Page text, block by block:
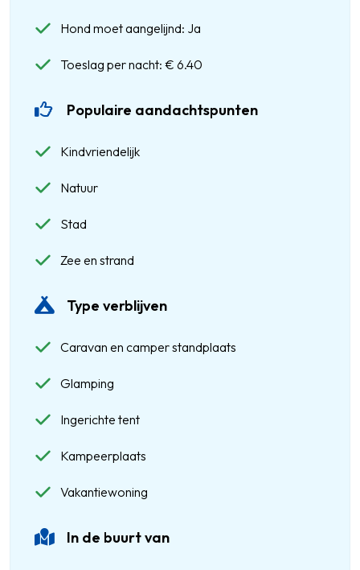
Hond moet aangelijnd: Ja
Toeslag per nacht: € 6.40
Populaire aandachtspunten
Kindvriendelijk
Natuur
Stad
Zee en strand
Type verblijven
Caravan en camper standplaats
Glamping
Ingerichte tent
Kampeerplaats
Vakantiewoning
In de buurt van